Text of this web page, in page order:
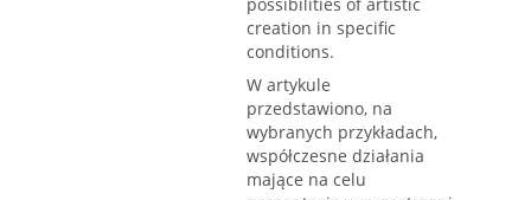
possibilities of artistic
creation in specific
conditions.
W artykule
przedstawiono, na
wybranych przykładach,
współczesne działania
mające na celu